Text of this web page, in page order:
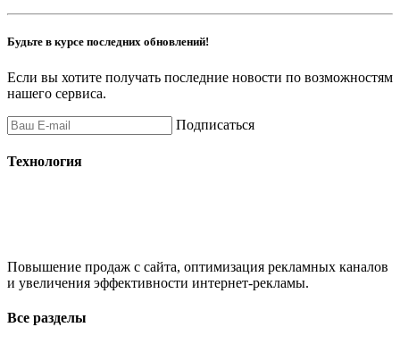
Будьте в курсе последних обновлений!
Если вы хотите получать последние новости по возможностям
нашего сервиса.
Подписаться
Технология
Повышение продаж с сайта, оптимизация рекламных каналов
и увеличения эффективности интернет-рекламы.
Все разделы